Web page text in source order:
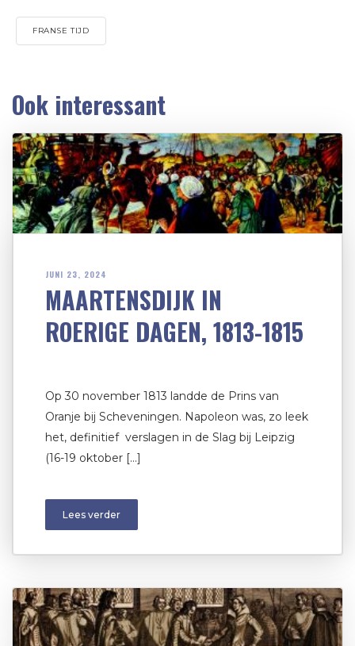
FRANSE TIJD
Ook interessant
JUNI 23, 2024
MAARTENSDIJK IN
ROERIGE DAGEN, 1813-1815
Op 30 november 1813 landde de Prins van
Oranje bij Scheveningen. Napoleon was, zo leek
het, definitief verslagen in de Slag bij Leipzig
(16-19 oktober […]
Lees verder